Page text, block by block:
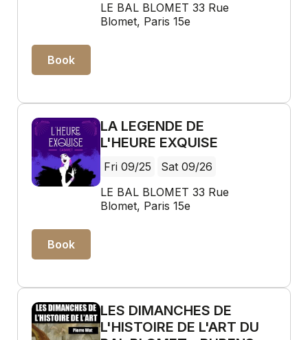
LE BAL BLOMET 33 Rue
Blomet, Paris 15e
Book
LA LEGENDE DE
L'HEURE EXQUISE
Fri 09/25
Sat 09/26
LE BAL BLOMET 33 Rue
Blomet, Paris 15e
Book
LES DIMANCHES DE
L'HISTOIRE DE L'ART DU